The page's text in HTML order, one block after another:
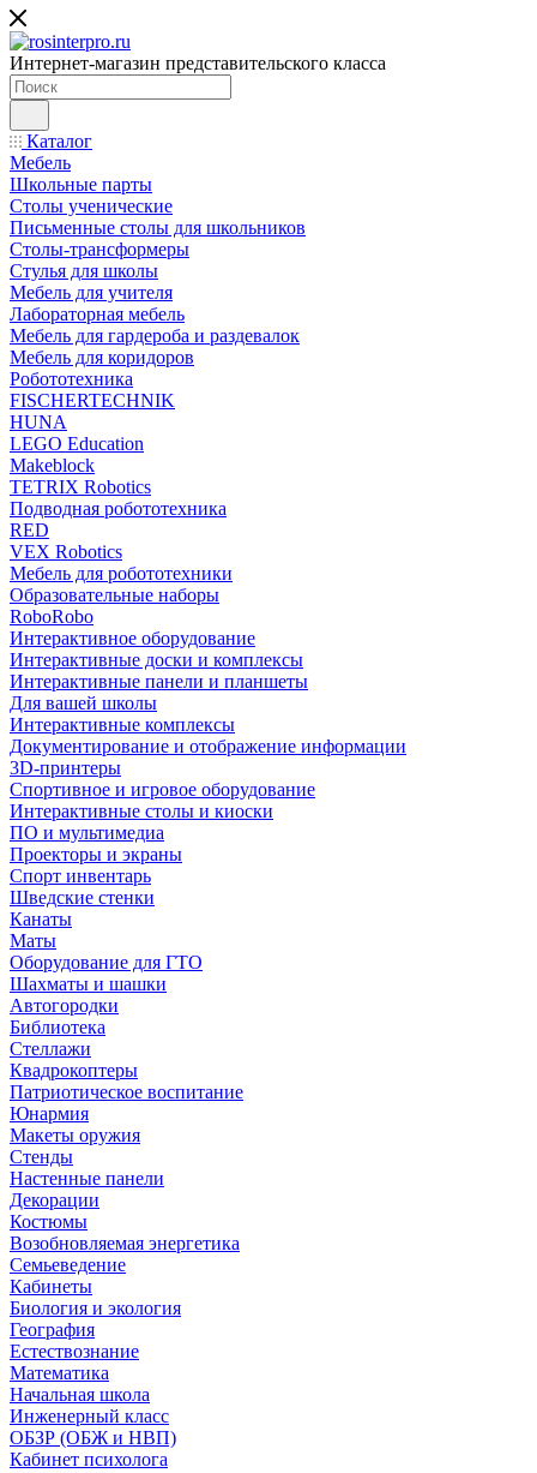
Интернет-магазин представительского класса
Каталог
Мебель
Школьные парты
Столы ученические
Письменные столы для школьников
Столы-трансформеры
Стулья для школы
Мебель для учителя
Лабораторная мебель
Мебель для гардероба и раздевалок
Мебель для коридоров
Робототехника
FISCHERTECHNIK
HUNA
LEGO Education
Makeblock
TETRIX Robotics
Подводная робототехника
RED
VEX Robotics
Мебель для робототехники
Образовательные наборы
RoboRobo
Интерактивное оборудование
Интерактивные доски и комплексы
Интерактивные панели и планшеты
Для вашей школы
Интерактивные комплексы
Документирование и отображение информации
3D-принтеры
Спортивное и игровое оборудование
Интерактивные столы и киоски
ПО и мультимедиа
Проекторы и экраны
Спорт инвентарь
Шведские стенки
Канаты
Маты
Оборудование для ГТО
Шахматы и шашки
Автогородки
Библиотека
Стеллажи
Квадрокоптеры
Патриотическое воспитание
Юнармия
Макеты оружия
Стенды
Настенные панели
Декорации
Костюмы
Возобновляемая энергетика
Семьеведение
Кабинеты
Биология и экология
География
Естествознание
Математика
Начальная школа
Инженерный класс
ОБЗР (ОБЖ и НВП)
Кабинет психолога